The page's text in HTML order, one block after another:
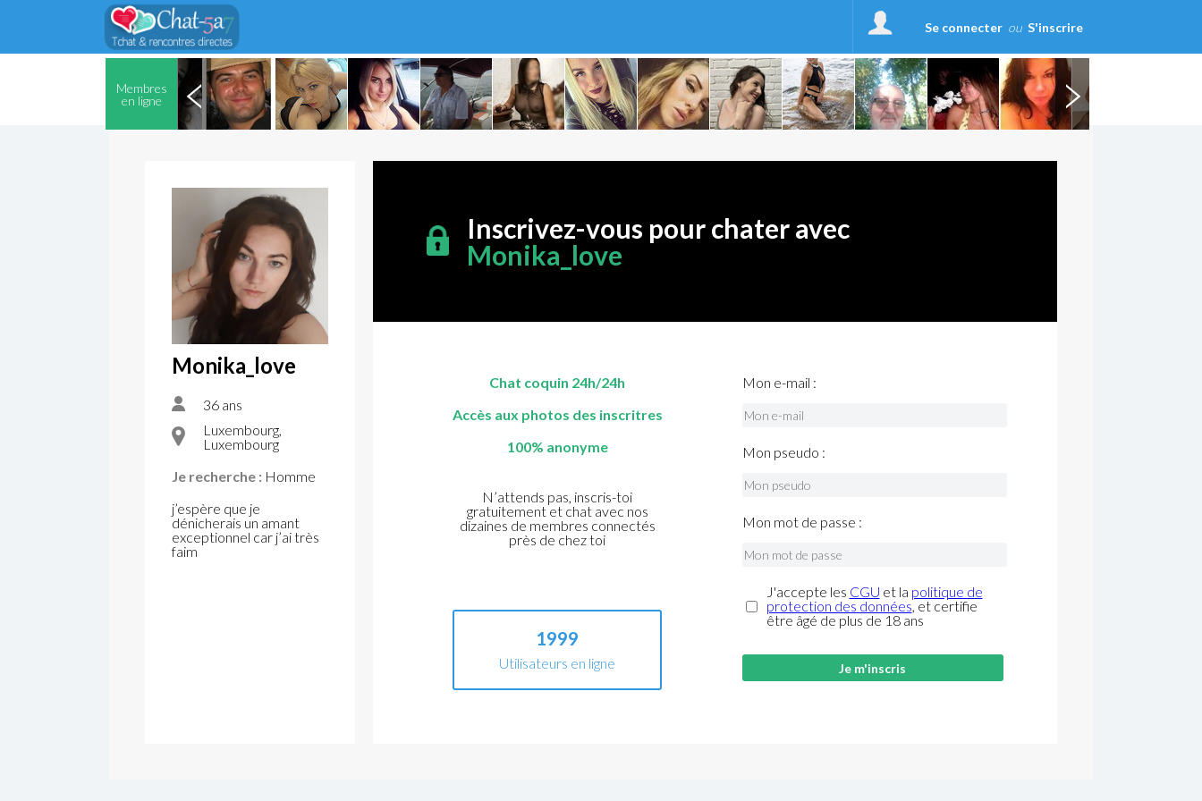
Se connecter ou S'inscrire
Membres
en ligne
Monika_love
36 ans
Luxembourg,
Luxembourg
Je recherche : Homme
j’espère que je
dénicherais un amant
exceptionnel car j’ai très
faim
Inscrivez-vous pour chater avec
Monika_love
Chat coquin 24h/24h
Accès aux photos des inscritres
100% anonyme
N’attends pas, inscris-toi
gratuitement et chat avec nos
dizaines de membres connectés
près de chez toi
1999
Utilisateurs en ligne
Mon e-mail :
Mon pseudo :
Mon mot de passe :
J'accepte les CGU et la politique de
protection des données, et certifie
être âgé de plus de 18 ans